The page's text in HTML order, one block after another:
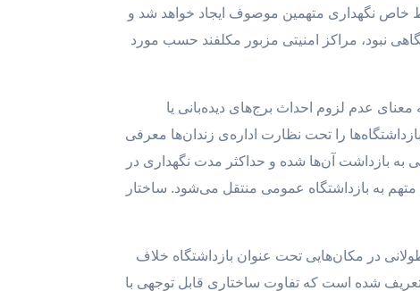
خاص نگهداری متهمین موصوف ایجاد خواهد شد و
نبود، مراکز امنیتی مزبور مکلفند حسب مورد
معنای عدم لزوم احداث برج‌های دیده‌بانی یا
موقت این بازداشتگاه‌ها را تحت نظارت اداره‌ی زندان‌ها معرفی
به بازداشت آن‌ها شده و حداکثر مدت نگهداری در
فراهم نشد، متهم به بازداشتگاه عمومی منتقل می‌شود. ساختار
در مکان‌هایی تحت عنوان بازداشتگاه خلاف
شده است که تفاوت ساختاری قابل توجهی با